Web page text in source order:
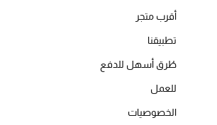
أقرب متجر
تطبيقنا
طُرق أسهل للدفع
للعمل
الخصوصيات